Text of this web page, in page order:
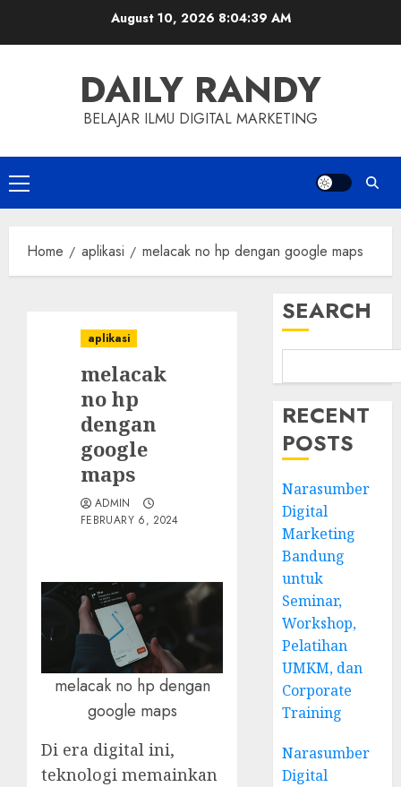
August 10, 2026 8:04:40 AM
DAILY RANDY
BELAJAR ILMU DIGITAL MARKETING
Primary
Menu
Home aplikasi melacak no hp dengan google maps
aplikasi
melacak
no hp
dengan
google
maps
ADMIN
FEBRUARY 6, 2024
melacak no hp dengan
google maps
Di era digital ini,
teknologi memainkan
SEARCH
RECENT
POSTS
Narasumber
Digital
Marketing
Bandung
untuk
Seminar,
Workshop,
Pelatihan
UMKM, dan
Corporate
Training
Narasumber
Digital